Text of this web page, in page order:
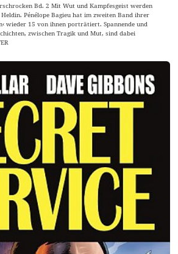
Bd. 2 Mit Wut und Kampfesgeist werden
Pénélope Bagieu hat im zweiten Band ihrer
wieder 15 von ihnen porträtiert. Spannende und
zwischen Tragik und Mut, sind dabei